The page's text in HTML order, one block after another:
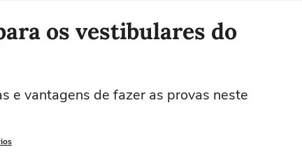
os vestibulares do
e vantagens de fazer as provas neste